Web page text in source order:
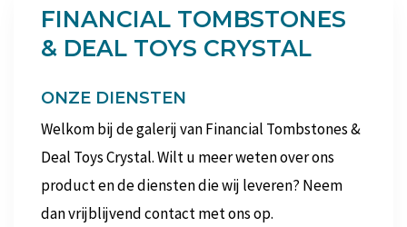
FINANCIAL TOMBSTONES
& DEAL TOYS CRYSTAL
ONZE DIENSTEN
Welkom bij de galerij van Financial Tombstones &
Deal Toys Crystal. Wilt u meer weten over ons
product en de diensten die wij leveren? Neem
dan vrijblijvend contact met ons op.